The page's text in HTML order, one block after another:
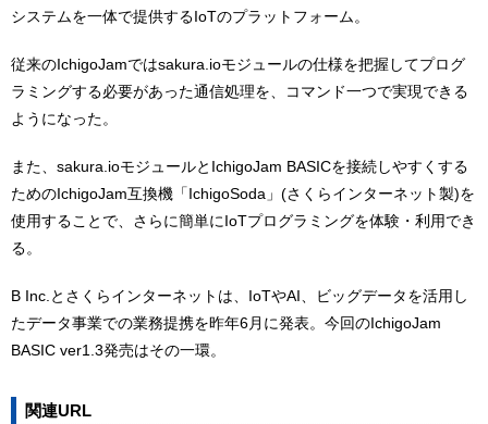
システムを一体で提供するIoTのプラットフォーム。
従来のIchigoJamではsakura.ioモジュールの仕様を把握してプログ
ラミングする必要があった通信処理を、コマンド一つで実現できる
ようになった。
また、sakura.ioモジュールとIchigoJam BASICを接続しやすくする
ためのIchigoJam互換機「IchigoSoda」(さくらインターネット製)を
使用することで、さらに簡単にIoTプログラミングを体験・利用でき
る。
B Inc.とさくらインターネットは、IoTやAI、ビッグデータを活用し
たデータ事業での業務提携を昨年6月に発表。今回のIchigoJam
BASIC ver1.3発売はその一環。
関連URL